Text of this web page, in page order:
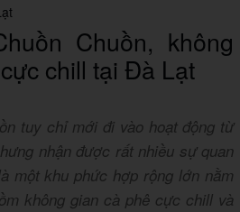
Chuồn, không
chill tại Đà Lạt
tuy chỉ mới đi vào hoạt động từ
nhận được rất nhiều sự quan
một khu phức hợp rộng lớn nằm
không gian cà phê cực chill và